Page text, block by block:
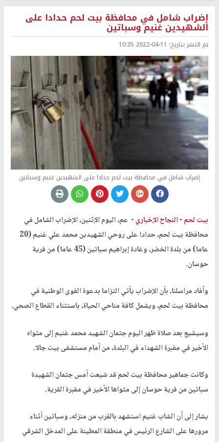
إضراب شامل في محافظة بيت لحم حدادا على
الشهيدين غنيم وسباتين
تم النشر بتاريخ: 2022-04-11 10:35
إضراب شامل في محافظة بيت لحم حدادا على الشهيدين غنيم وسباتين
بيت لحم -النجاح الإخباري - عم، اليوم الإثنين، الإضراب الشامل في
محافظة بيت لحم، حدادا على روحي الشهيدين محمد علي غنيم (20
عاما) من بلدة الخضر، وغادة إبراهيم سباتين (45 عاما) من قرية
حوسان.
وأفاد مراسلنا، بأن الإضراب يأتي التزاما بدعوة القوى الوطنية في
محافظة بيت لحم، ويشمل كافة مناحي الحياة، باستثناء القطاع الصحي.
وسيشيع بعد صلاة ظهر اليوم جثمان الشهيد محمد غنيم إلى مثواه
الأخير في مقبرة الشهداء في البلدة، من أمام مستشفى بيت جالا.
وكانت جماهير محافظة بيت لحم قد شيعت أمس جثمان الشهيدة
سباتين من قرية حوسان إلى مثواها الأخير في مقبرة القرية.
يشار إلى أن الشاب غنيم استشهد بالقرب من منزله، وسباتين أثناء
مرورها على الشارع الرئيس في منطقة المطينة على المدخل الشرقي